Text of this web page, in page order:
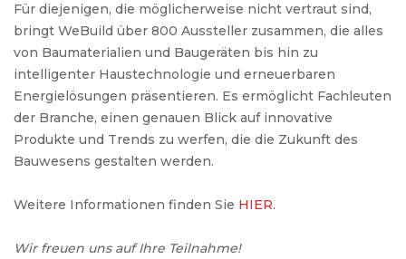
Für diejenigen, die möglicherweise nicht vertraut sind,
bringt WeBuild über 800 Aussteller zusammen, die alles
von Baumaterialien und Baugeräten bis hin zu
intelligenter Haustechnologie und erneuerbaren
Energielösungen präsentieren. Es ermöglicht Fachleuten
der Branche, einen genauen Blick auf innovative
Produkte und Trends zu werfen, die die Zukunft des
Bauwesens gestalten werden.
Weitere Informationen finden Sie HIER.
Wir freuen uns auf Ihre Teilnahme!